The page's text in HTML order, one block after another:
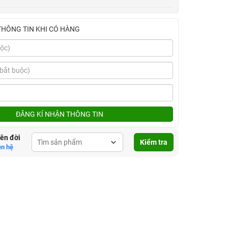
TIN KHI CÓ HÀNG
ĐĂNG KÍ NHẬN THÔNG TIN
đời
hệ
Kiểm tra